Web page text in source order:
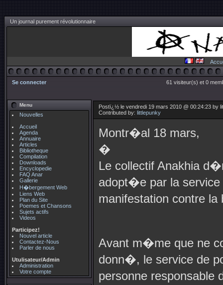
Un journal purement révolutionnaire
Se connecter 61 visiteur(s) et 0
Menu
Nouvelles
Accueil
Agenda
Annuaire
Articles
Bibliotheque
Compilation
Downloads
Encyclopedie
FAQ Anar
Gallerie
H�bergement Web
Liens Web
Plan du Site
Poemes et Chansons
Sujets actifs
Videos
Participez!
Nouvel article
Contactez-Nous
Parler de nous
Utulisateur/Admin
Administration
Votre compte
Postï¿½ le vendredi 19 mars 2010 @ 00:24:23 by
Contributed by: littlepunky
Montr�al 18 mars,
�
Le collectif Anakhia
adopt�e par la
manifestation contre
Avant m�me que ne
donn�, le service de
personne